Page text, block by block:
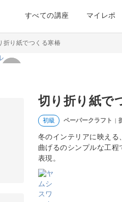
すべての講座 マイレポ
折り紙でつくる寒椿
切り折り紙で
初級 ペーパークラフト |
冬のインテリアに映える
曲げるのシンプルな工
表現。